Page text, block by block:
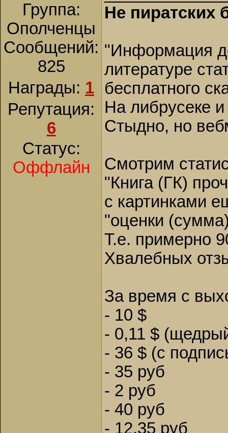
Группа:
Ополченцы
Сообщений:
825
Награды: 1
Репутация:
6
Статус:
Оффлайн
Не пиратских
"Информация
литературе
бесплатного
На либрусеке
Стыдно, но
Смотрим
"Книга (ГК)
с картинками
"оценки
Т.е. примерно
Хвалебных
За время с
- 10 $
- 0,11 $
- 36 $ (с
- 35 руб
- 2 руб
- 40 руб
- 12,35 руб